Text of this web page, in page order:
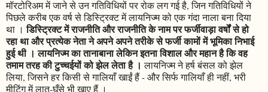
मॉरटोरिअम में जाने से उन गतिविधियों पर रोक लग गई है, जिन गतिविधियों ने
पिछले करीब एक वर्ष से डिस्ट्रिक्ट में लायनिज्म को एक गंदा नाला बना दिया
था ।डिस्ट्रिक्ट में राजनीति और राजनीति के नाम पर फर्जीवाड़ा वर्षों से हो
रहा था और प्रत्येक नेता ने अपने अपने तरीके से फर्जी कामों में भूमिका निभाई
हुई थी । लायनिज्म का तानाबाना लेकिन इतना विशाल और महान है कि वह
तमाम तरह की टुच्चईयों को झेल लेता है । लायनिज्म ने हर्ष बंसल को झेल
लिया, जिसने हर किसी से गालियाँ खाईं हैं - और सिर्फ गालियाँ ही नहीं, भरी
मीटिंग में लात-घूँसे भी खाए हैं ।